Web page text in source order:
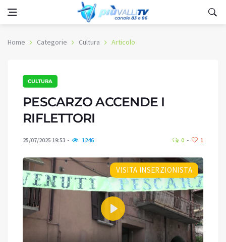
Home Categorie Cultura Articolo
CULTURA
PESCARZO ACCENDE I
RIFLETTORI
25/07/2025 19:53 1246 0 1
VISITA INSERZIONISTA
Play